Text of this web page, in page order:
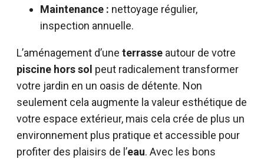
Maintenance : nettoyage régulier,
inspection annuelle.
L’aménagement d’une terrasse autour de votre
piscine hors sol peut radicalement transformer
votre jardin en un oasis de détente. Non
seulement cela augmente la valeur esthétique de
votre espace extérieur, mais cela crée de plus un
environnement plus pratique et accessible pour
profiter des plaisirs de l’eau. Avec les bons